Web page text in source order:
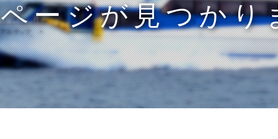
ページが見つかり